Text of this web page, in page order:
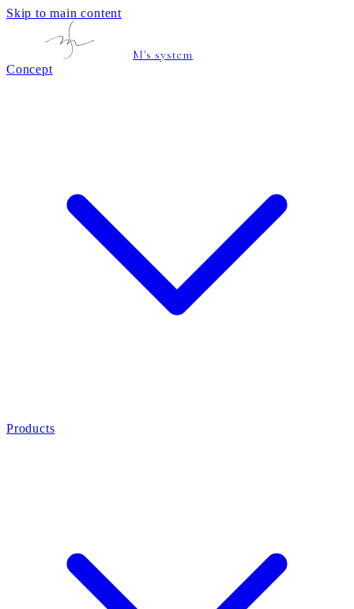
Skip to main content
M's system
Concept
Products